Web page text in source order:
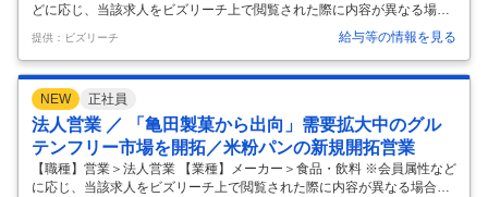
どに応じ、当該求人をビズリーチ上で閲覧された際に内容が異なる場合
があります 【仕事内容】 亀田製菓の新商品及び既存商品の価値向上の為
の商品企画・商品設計・製品開発・技術開発に取り組んでいただきま
す。 具体的には ・食のトレンド（原料素材・製法）の技術情報収集と研
究 ・市場視点、モノづくり視点での製品提案商品（コンセプトの立案、
市場分析等） ・目標品質のモデル化および量産化の実現(技術条件確
立、原価設計、安全設計等) 【ポジションの魅力】 未来の亀田をつくる
アイディア考察『アイディア祭り』を年一回開催しており、米菓や菓子
市場、ま
…
提供：ビズリーチ 給与等の情報を見る
NEW 正社員
法人営業 ／ 「亀田製菓から出向」需要拡大中のグル
テンフリー市場を開拓／米粉パンの新規開拓営業
【職種】営業＞法人営業 【業種】メーカー＞食品・飲料 ※会員属性など
に応じ、当該求人をビズリーチ上で閲覧された際に内容が異なる場合が